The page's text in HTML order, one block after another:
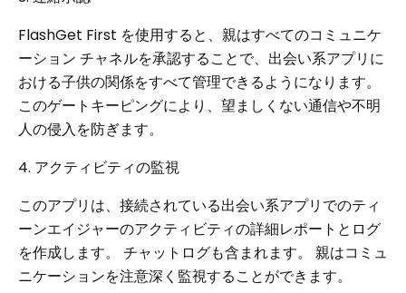
FlashGet First を使用すると、親はすべてのコミュニケ
ーション チャネルを承認することで、出会い系アプリに
おける子供の関係をすべて管理できるようになります。
このゲートキーピングにより、望ましくない通信や不明
人の侵入を防ぎます。
4. アクティビティの監視
このアプリは、接続されている出会い系アプリでのティ
ーンエイジャーのアクティビティの詳細レポートとログ
を作成します。 チャットログも含まれます。 親はコミュ
ニケーションを注意深く監視することができます。